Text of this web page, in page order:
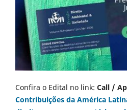
Confira o Edital no link: Call /
Contribuições da América